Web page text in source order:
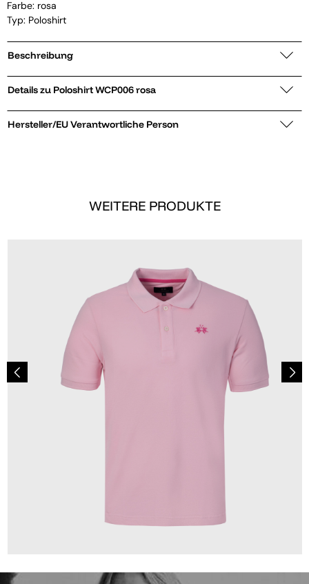
Farbe: rosa
Typ: Poloshirt
Beschreibung
Details zu Poloshirt WCP006 rosa
Hersteller/EU Verantwortliche Person
WEITERE PRODUKTE